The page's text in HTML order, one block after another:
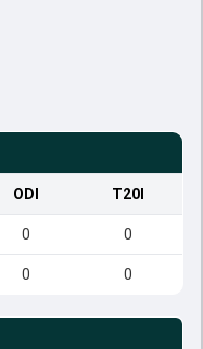
ODI T20I
0 0
0 0